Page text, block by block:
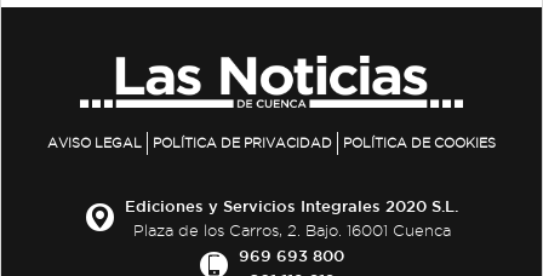
AVISO LEGAL POLÍTICA DE PRIVACIDAD POLÍTICA DE COOKIES
Ediciones y Servicios Integrales 2020 S.L.
Plaza de los Carros, 2. Bajo. 16001 Cuenca
969 693 800